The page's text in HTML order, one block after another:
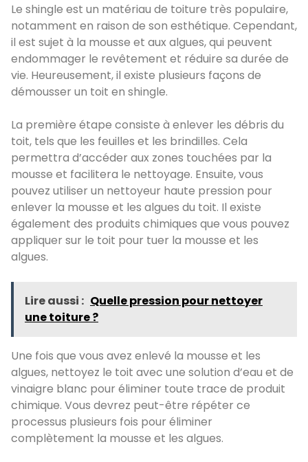
Le shingle est un matériau de toiture très populaire,
notamment en raison de son esthétique. Cependant,
il est sujet à la mousse et aux algues, qui peuvent
endommager le revêtement et réduire sa durée de
vie. Heureusement, il existe plusieurs façons de
démousser un toit en shingle.
La première étape consiste à enlever les débris du
toit, tels que les feuilles et les brindilles. Cela
permettra d’accéder aux zones touchées par la
mousse et facilitera le nettoyage. Ensuite, vous
pouvez utiliser un nettoyeur haute pression pour
enlever la mousse et les algues du toit. Il existe
également des produits chimiques que vous pouvez
appliquer sur le toit pour tuer la mousse et les
algues.
Lire aussi : Quelle pression pour nettoyer
une toiture ?
Une fois que vous avez enlevé la mousse et les
algues, nettoyez le toit avec une solution d’eau et de
vinaigre blanc pour éliminer toute trace de produit
chimique. Vous devrez peut-être répéter ce
processus plusieurs fois pour éliminer
complètement la mousse et les algues.